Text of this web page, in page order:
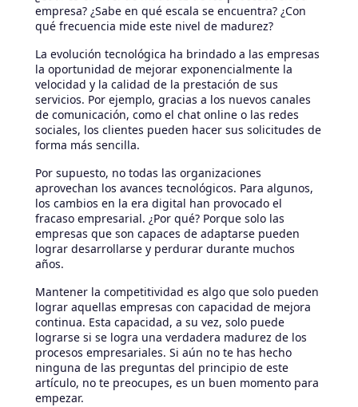
empresa? ¿Sabe en qué escala se encuentra? ¿Con
qué frecuencia mide este nivel de madurez?
La evolución tecnológica ha brindado a las empresas
la oportunidad de mejorar exponencialmente la
velocidad y la calidad de la prestación de sus
servicios. Por ejemplo, gracias a los nuevos canales
de comunicación, como el chat online o las redes
sociales, los clientes pueden hacer sus solicitudes de
forma más sencilla.
Por supuesto, no todas las organizaciones
aprovechan los avances tecnológicos. Para algunos,
los cambios en la era digital han provocado el
fracaso empresarial. ¿Por qué? Porque solo las
empresas que son capaces de adaptarse pueden
lograr desarrollarse y perdurar durante muchos
años.
Mantener la competitividad es algo que solo pueden
lograr aquellas empresas con capacidad de mejora
continua. Esta capacidad, a su vez, solo puede
lograrse si se logra una verdadera madurez de los
procesos empresariales. Si aún no te has hecho
ninguna de las preguntas del principio de este
artículo, no te preocupes, es un buen momento para
empezar.